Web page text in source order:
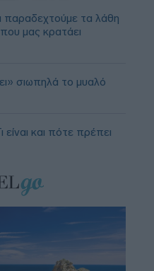
παραδεχτούμε τα λάθη
μας κρατάει
σιωπηλά το μυαλό
και πότε πρέπει